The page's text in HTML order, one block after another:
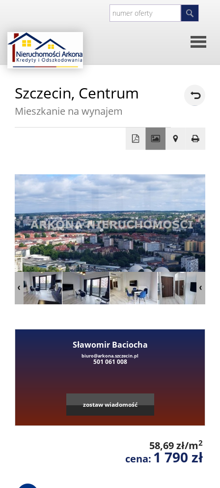
główna
O
firmie
Kontakt
Oferty
Domy
Dzialki
Szczecin, Centrum
Mieszkanie na wynajem
−
Sławomir Baciocha
biuro@arkona.szczecin.pl
501 061 008
zostaw wiadomość
58,69 zł/m2
cena: 1 790 zł